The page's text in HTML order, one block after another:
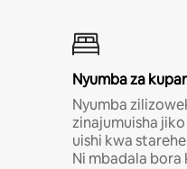
Nyumba za
Nyumba
zinajumuisha
uishi kwa
Ni mbadala